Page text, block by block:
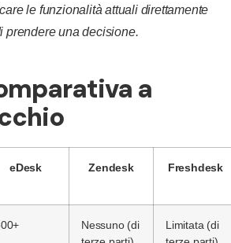
le funzionalità attuali direttamente
prendere una decisione.
a
eDesk Zendesk Freshdesk
Nessuno (di
Limitata (di